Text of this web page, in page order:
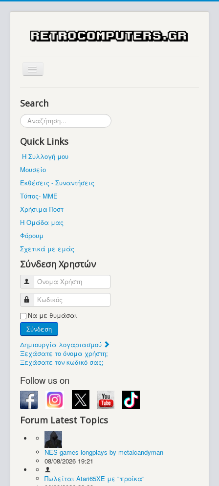
Μουσείο
Βρίσκεστε εδώ:
Συλλογές / Projects
Search
Αναζήτηση...
Quick Links
Η Συλλογή μου
Μουσείο
Εκθέσεις - Συναντήσεις
Τύπος- ΜΜΕ
Χρήσιμα Ποστ
Η Ομάδα μας
Φόρουμ
Σχετικά με εμάς
Σύνδεση Χρηστών
Όνομα Χρήστη
Κωδικός
Να με θυμάσαι
Σύνδεση
Δημιουργία λογαριασμού
Ξεχάσατε το όνομα χρήστη;
Ξεχάσατε τον κωδικό σας;
Follow us on
Forum Latest Topics
NES games longplays by metalcandyman
08/08/2026 19:21
Πωλείται Atari65XE με "προίκα"